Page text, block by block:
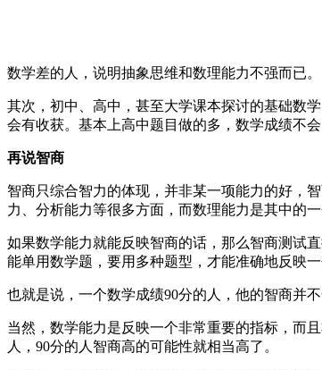
数学差的人，说明抽象思维和数理能力不强而已。
其次，初中、高中，甚至大学课本探讨的基础数
会有收获。基本上高中题目做的多，数学成绩不会
再说智商
智商只综合智力的体现，并非某一项能力的好，
力、分析能力等很多方面，而数理能力是其中的
如果数学能力就能反映智商的话，那么智商测试
能单用数学题，要用多种题型，才能准确地反映一
也就是说，一个数学成绩90分的人，他的智商并
当然，数学能力是反映一个非常重要的指标，而
人，90分的人智商高的可能性就相当高了。